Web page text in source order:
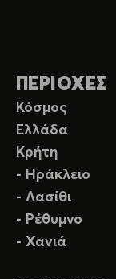
ΠΕΡΙΟΧΕΣ
Κόσμος
Ελλάδα
Κρήτη
- Ηράκλειο
- Λασίθι
- Ρέθυμνο
- Χανιά